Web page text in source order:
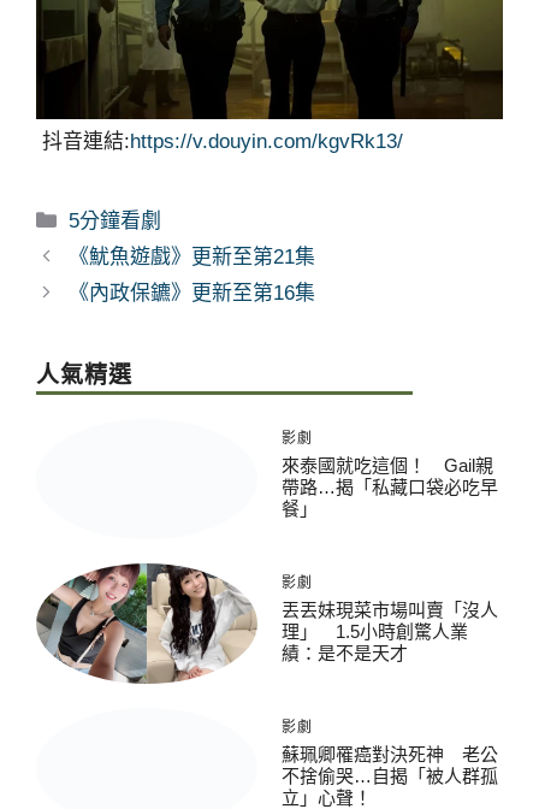
抖音連結:https://v.douyin.com/kgvRk13/
分
類
5分鐘看劇
《魷魚遊戲》更新至第21集
《內政保鑣》更新至第16集
人氣精選
影劇
來泰國就吃這個！ Gail親
帶路…揭「私藏口袋必吃早
餐」
影劇
丟丟妹現菜市場叫賣「沒人
理」 1.5小時創驚人業
績：是不是天才
影劇
蘇珮卿罹癌對決死神 老公
不捨偷哭…自揭「被人群孤
立」心聲！